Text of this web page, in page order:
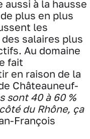
aussi à la hausse
plus en plus
les
salaires plus
Au domaine
fait
en raison de la
Châteauneuf-
sont 40 à 60 %
du Rhône, ça
François